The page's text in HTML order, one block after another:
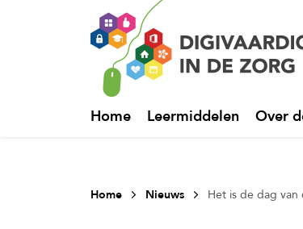
Home Leermiddelen Over
Home Nieuws Het is de dag van